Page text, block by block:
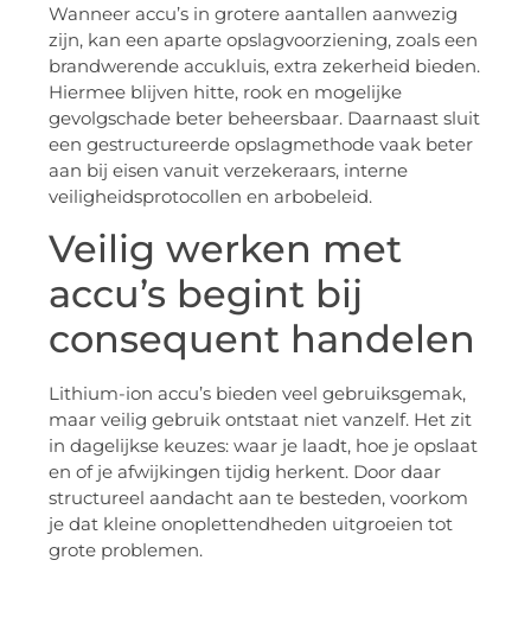
Wanneer accu’s in grotere aantallen aanwezig
zijn, kan een aparte opslagvoorziening, zoals een
brandwerende accukluis, extra zekerheid bieden.
Hiermee blijven hitte, rook en mogelijke
gevolgschade beter beheersbaar. Daarnaast sluit
een gestructureerde opslagmethode vaak beter
aan bij eisen vanuit verzekeraars, interne
veiligheidsprotocollen en arbobeleid.
Veilig werken met
accu’s begint bij
consequent handelen
Lithium-ion accu’s bieden veel gebruiksgemak,
maar veilig gebruik ontstaat niet vanzelf. Het zit
in dagelijkse keuzes: waar je laadt, hoe je opslaat
en of je afwijkingen tijdig herkent. Door daar
structureel aandacht aan te besteden, voorkom
je dat kleine onoplettendheden uitgroeien tot
grote problemen.